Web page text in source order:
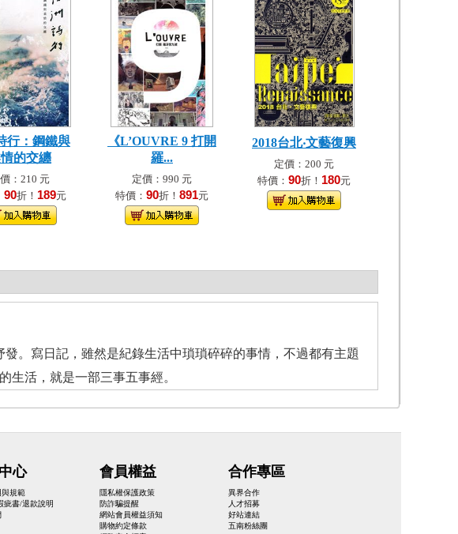
行：鋼鐵與
的交纏
：210 元
90折！ 189元
《L’OUVRE 9 打開
羅...
定價：990 元
特價： 90折！ 891元
2018台北‧文藝復興
定價：200 元
特價： 90折！ 180元
。寫日記，雖然是紀錄生活中瑣瑣碎碎的事情，不過都有主題
生活，就是一部三事五事經。
心
規範
疵書/退款說明
會員權益
隱私權保護政策
防詐騙提醒
網站會員權益須知
購物約定條款
合作專區
異界合作
人才招募
好站連結
五南粉絲團